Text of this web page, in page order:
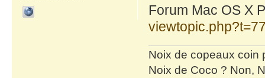
Forum Mac OS X
Noix de copeaux coin
Noix de Coco ? Non,